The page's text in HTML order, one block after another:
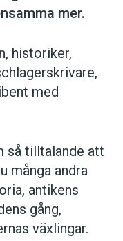
mer.
historiker,
med
så tilltalande att
många andra
antikens
gång,
växlingar.